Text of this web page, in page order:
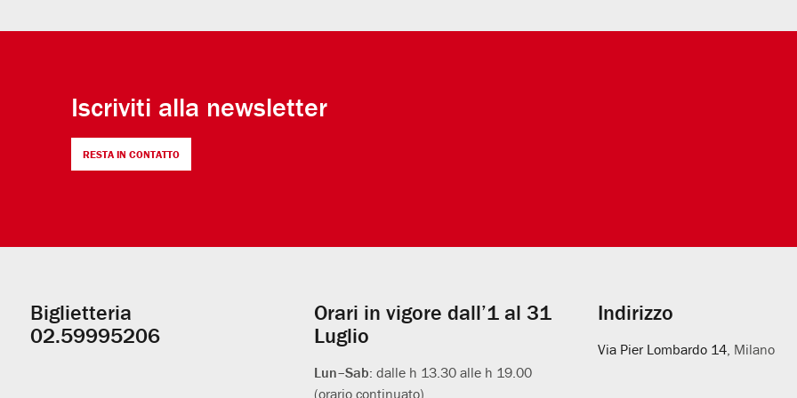
Iscriviti alla newsletter
RESTA IN CONTATTO
Informazioni
utili
Biglietteria
02.59995206
Orari in vigore dall’1 al 31
Luglio
Lun–Sab: dalle h 13.30 alle h 19.00
(orario continuato)
Indirizzo
Via Pier Lombardo 14, Milano